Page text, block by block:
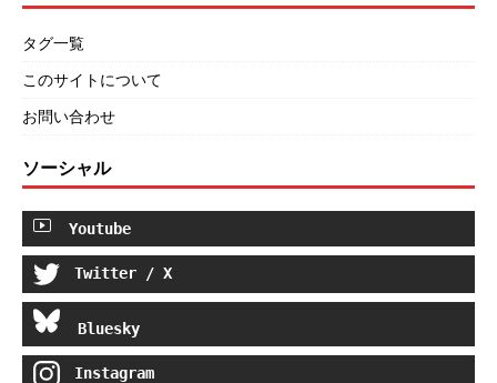
タグ一覧
このサイトについて
お問い合わせ
ソーシャル
Youtube
Twitter / X
Bluesky
Instagram